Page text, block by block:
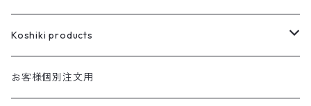
櫻井家の鳴子こけし
櫻井家の創作こけし
華雅
座雛
親王飾り
貴心松華
Koshiki products
本
お客様個別注文用